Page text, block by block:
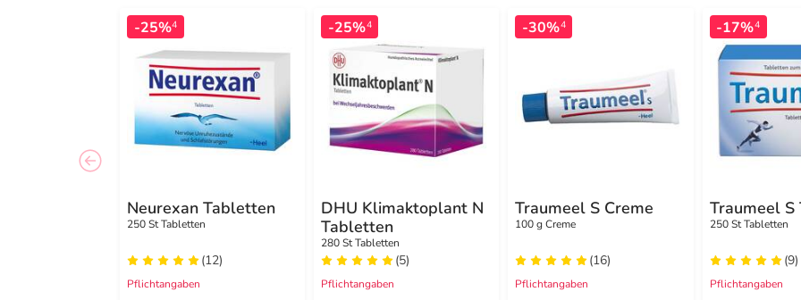
-25%4
Neurexan Tabletten
250 St Tabletten
(12)
Pflichtangaben
-25%4
DHU Klimaktoplant N
Tabletten
280 St Tabletten
(5)
Pflichtangaben
-30%4
Traumeel S Creme
100 g Creme
(16)
Pflichtangaben
-17%4
Traumeel
250 St Tabletten
(9)
Pflichtangaben